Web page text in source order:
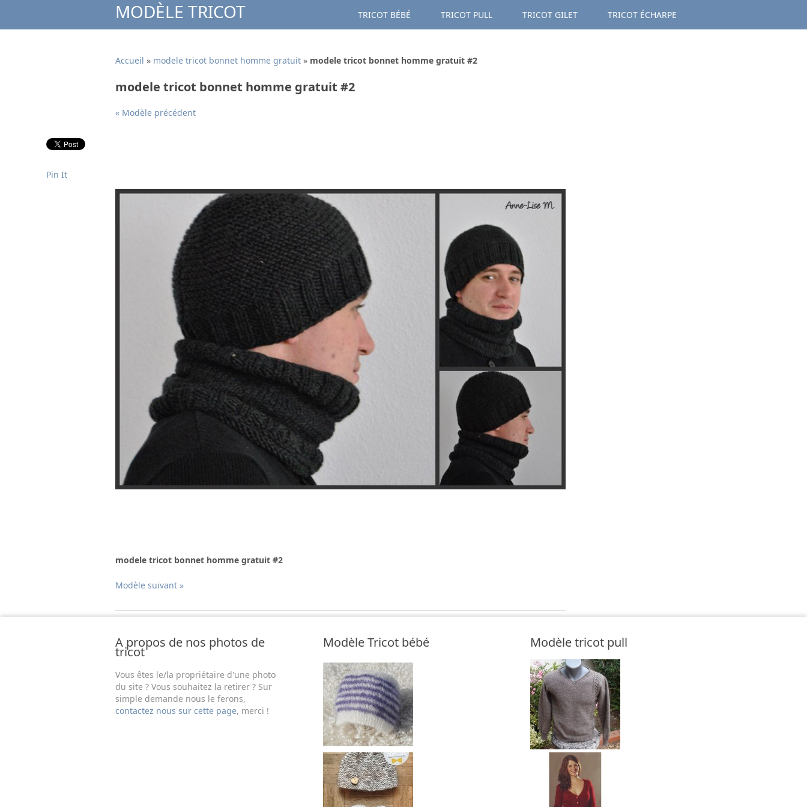
MODÈLE TRICOT TRICOT BÉBÉ TRICOT PULL TRICOT GILET TRICOT ÉCHARPE
Accueil » modele tricot bonnet homme gratuit » modele tricot bonnet homme gratuit #2
modele tricot bonnet homme gratuit #2
« Modèle précédent
modele tricot bonnet homme gratuit #2
Modèle suivant »
Pin It
A propos de nos photos de
tricot
Vous êtes le/la propriétaire d'une photo
du site ? Vous souhaitez la retirer ? Sur
simple demande nous le ferons,
contactez nous sur cette page, merci !
Modèle Tricot bébé Modèle tricot pull